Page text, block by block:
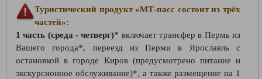
Туристический продукт «МТ-пасс состоит из трёх
частей»:
1 часть (среда - четверг)* включает трансфер в Пермь из
Вашего города*, переезд из Перми в Ярославль с
остановкой в городе Киров (предусмотрено питание и
экскурсионное обслуживание)*, а также размещение на 1